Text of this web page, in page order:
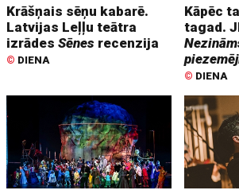
Krāšņais sēņu kabarē.
Latvijas Leļļu teātra
izrādesSēnes recenzija
© DIENA
Kāpēc
tagad.
© DIENA